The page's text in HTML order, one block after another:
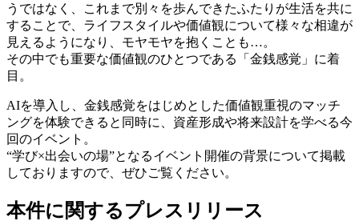
うではなく、これまで別々を歩んできたふたりが生活を共に
することで、ライフスタイルや価値観について様々な相違が
見えるようになり、モヤモヤを抱くことも…。
その中でも重要な価値観のひとつである「金銭感覚」に着
目。
AIを導入し、金銭感覚をはじめとした価値観重視のマッチ
ングを体験できると同時に、資産形成や将来設計を学べる今
回のイベント。
“学び×出会いの場”となるイベント開催の背景について掲載
しておりますので、ぜひご覧ください。
本件に関するプレスリリース